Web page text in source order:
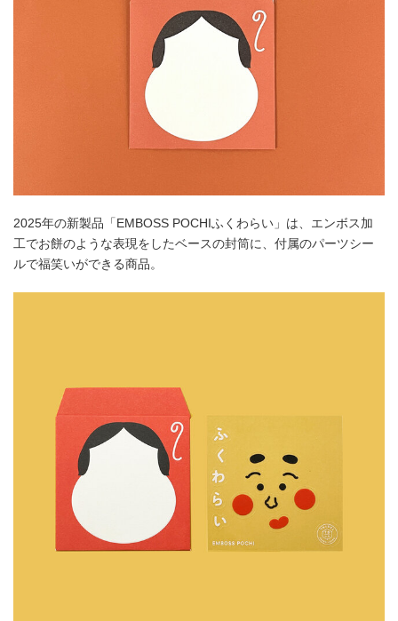
2025年の新製品「EMBOSS POCHIふくわらい」は、エンボス加
工でお餅のような表現をしたベースの封筒に、付属のパーツシー
ルで福笑いができる商品。